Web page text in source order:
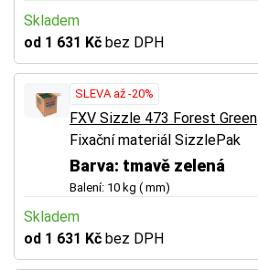
Skladem
od 1 631 Kč bez DPH
SLEVA až -20%
FXV Sizzle 473 Forest Green
Fixační materiál SizzlePak
Barva: tmavě zelená
Balení: 10 kg ( mm)
Skladem
od 1 631 Kč bez DPH